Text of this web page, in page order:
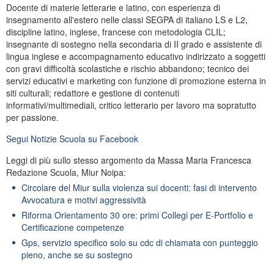
Docente di materie letterarie e latino, con esperienza di
insegnamento all'estero nelle classi SEGPA di italiano LS e L2,
discipline latino, inglese, francese con metodologia CLIL;
insegnante di sostegno nella secondaria di II grado e assistente di
lingua inglese e accompagnamento educativo indirizzato a soggetti
con gravi difficoltà scolastiche e rischio abbandono; tecnico dei
servizi educativi e marketing con funzione di promozione esterna in
siti culturali; redattore e gestione di contenuti
informativi/multimediali, critico letterario per lavoro ma sopratutto
per passione.
Segui Notizie Scuola su Facebook
Leggi di più sullo stesso argomento da Massa Maria Francesca
Redazione Scuola, Miur Noipa:
Circolare del Miur sulla violenza sui docenti: fasi di intervento
Avvocatura e motivi aggressività
Riforma Orientamento 30 ore: primi Collegi per E-Portfolio e
Certificazione competenze
Gps, servizio specifico solo su cdc di chiamata con punteggio
pieno, anche se su sostegno